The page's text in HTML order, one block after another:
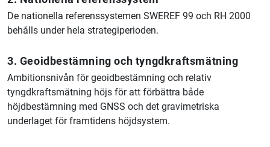
De nationella referenssystemen SWEREF 99 och RH 2000
behålls under hela strategiperioden.
3. Geoidbestämning och tyngdkraftsmätning
Ambitionsnivån för geoidbestämning och relativ
tyngdkraftsmätning höjs för att förbättra både
höjdbestämning med GNSS och det gravimetriska
underlaget för framtidens höjdsystem.